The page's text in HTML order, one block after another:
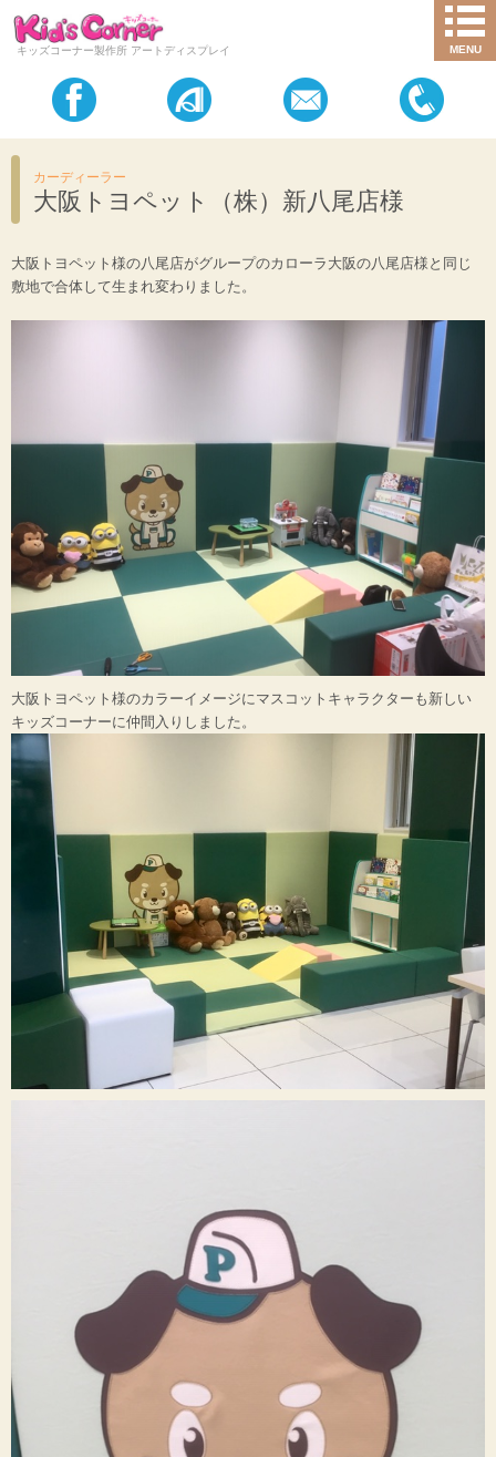
キッズコーナー製作所 アートディスプレイ MENU
カーディーラー
大阪トヨペット（株）新八尾店様
大阪トヨペット様の八尾店がグループのカローラ大阪の八尾店様と同じ
敷地で合体して生まれ変わりました。
大阪トヨペット様のカラーイメージにマスコットキャラクターも新しい
キッズコーナーに仲間入りしました。